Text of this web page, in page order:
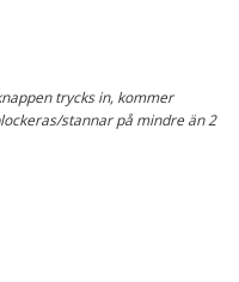
trycks in, kommer
stannar på mindre än 2